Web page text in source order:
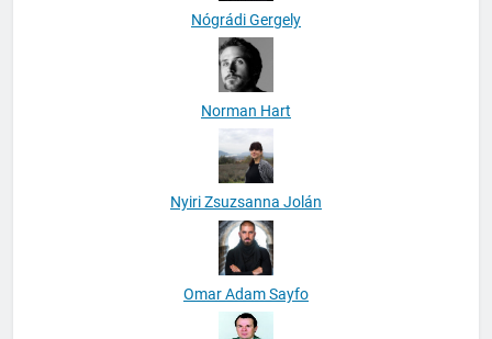
Nógrádi Gergely
Norman Hart
Nyiri Zsuzsanna Jolán
Omar Adam Sayfo